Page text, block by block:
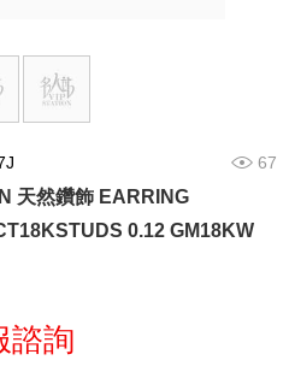
67
天然鑽飾 EARRING
0.12 GM18KW
諮詢